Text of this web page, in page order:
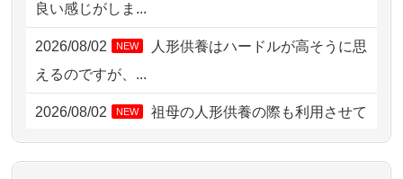
2026/08/01 11:07 さいたの方からお申込み
2026/07/31 17:28
2026/07/31 12:32 東京都の方からお申込み
2026/07/31 10:29 京都市の方からお申込み
良い感じがしま...
2026/08/02 NEW
人形供養はハードルが高そうに思
えるのですが、...
2026/08/02 NEW
祖母の人形供養の際も利用させて
いただき安心感がある